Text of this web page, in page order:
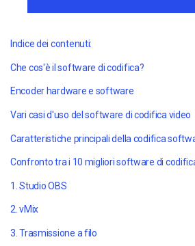
Indice dei contenuti:
Che cos'è il software di codifica?
Encoder hardware e software
Vari casi d'uso del software di codifica video
Caratteristiche principali della codifica
1. Studio OBS
2. vMix
3. Trasmissione a filo